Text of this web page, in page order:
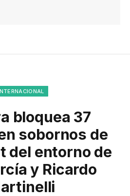
bloquea 37
sobornos de
del entorno de
y Ricardo